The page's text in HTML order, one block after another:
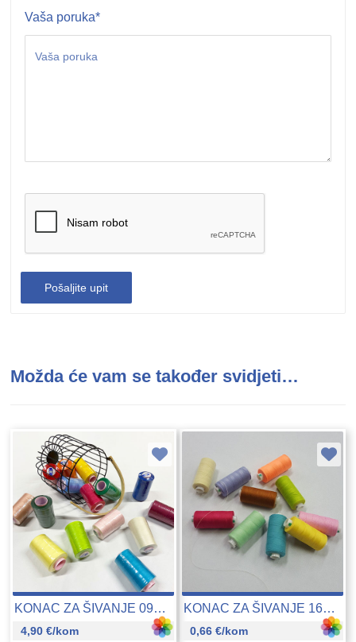
Vaša poruka*
Možda će vam se također svidjeti…
KONAC ZA ŠIVANJE 09369
4,90€/kom
KONAC ZA ŠIVANJE 16213
0,66€/kom